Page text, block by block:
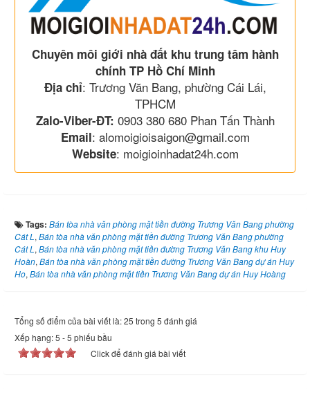
Chuyên môi giới nhà đất khu trung tâm hành
chính TP Hồ Chí Minh
Địa chỉ: Trương Văn Bang, phường Cái Lái,
TPHCM
Zalo-Viber-ĐT: 0903 380 680 Phan Tấn Thành
Email: alomoigioisaigon@gmail.com
Website: moigioinhadat24h.com
Tags: Bán tòa nhà văn phòng mặt tiền đường Trương Văn Bang phường
Cát L , Bán tòa nhà văn phòng mặt tiền đường Trương Văn Bang phường
Cát L , Bán tòa nhà văn phòng mặt tiền đường Trương Văn Bang khu Huy
Hoàn, Bán tòa nhà văn phòng mặt tiền đường Trương Văn Bang dự án Huy
Ho, Bán tòa nhà văn phòng mặt tiền Trương Văn Bang dự án Huy Hoàng
Tổng số điểm của bài viết là: 25 trong 5 đánh giá
Xếp hạng:5 -5 phiếu bầu
Click để đánh giá bài viết